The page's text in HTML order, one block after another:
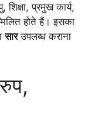
शिक्षा, प्रमुख कार्य,
होते हैं। इसका
सारउपलब्ध कराना